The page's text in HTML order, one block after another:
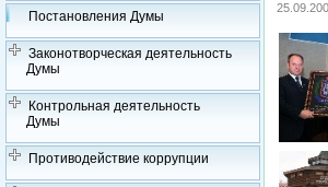
Постановления Думы
Законотворческая деятельность
Думы
Контрольная деятельность
Думы
Противодействие коррупции